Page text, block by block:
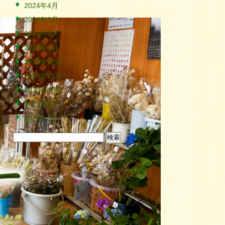
2024年4月
2024年3月
2024年2月
2024年1月
2023年12月
2023年11月
2023年10月
2023年9月
2023年8月
検
索: